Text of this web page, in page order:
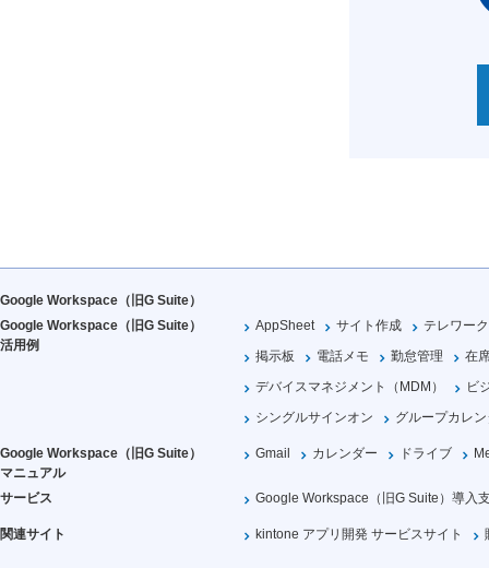
Google Workspace（旧G Suite）
Google Workspace（旧G Suite）
活用例
AppSheet サイト作成
テレワーク
掲示板
電話メモ 勤怠管理
在
デバイスマネジメント（MDM）
ビ
シングルサインオン
グループカレ
Google Workspace（旧G Suite）
マニュアル
Gmail カレンダー ドライブ
サービス Google Workspace（旧G Suite）導入
関連サイト kintone アプリ開発 サービスサイト